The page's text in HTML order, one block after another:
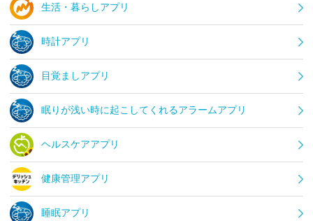
生活・暮らしアプリ
時計アプリ
目覚ましアプリ
眠りが浅い時に起こしてくれるアラームアプリ
ヘルスケアアプリ
健康管理アプリ
睡眠アプリ